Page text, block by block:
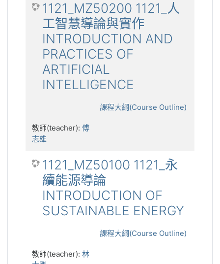
1121_MZ50200 1121_人
工智慧導論與實作
INTRODUCTION AND
PRACTICES OF
ARTIFICIAL
INTELLIGENCE
課程大綱(Course Outline)
教師(teacher): 傅
志雄
1121_MZ50100 1121_永
續能源導論
INTRODUCTION OF
SUSTAINABLE ENERGY
課程大綱(Course Outline)
教師(teacher): 林